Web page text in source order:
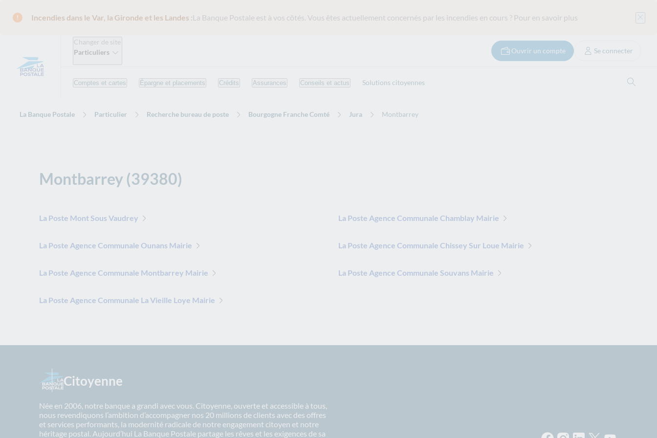
Incendies dans le Var, la Gironde et les Landes :La Banque Postale est à vos côtés. Vous êtes actuellement concernés par les incendies en cours ? Pour en savoir plus
Changer de site
Particuliers
Ouvrir un compte Se connecter
Comptes et cartes Épargne et placements Crédits Assurances Conseils et actus Solutions citoyennes
La Banque Postale Particulier Recherche bureau de poste Bourgogne Franche Comté Jura Montbarrey
Montbarrey (39380)
La Poste Mont Sous Vaudrey La Poste Agence Communale Chamblay Mairie
La Poste Agence Communale Ounans Mairie La Poste Agence Communale Chissey Sur Loue Mairie
La Poste Agence Communale Montbarrey Mairie La Poste Agence Communale Souvans Mairie
La Poste Agence Communale La Vieille Loye Mairie
Citoyenne
Née en 2006, notre banque a grandi avec vous. Citoyenne, ouverte et accessible à tous,
nous revendiquons l’ambition d’accompagner nos 20 millions de clients avec des offres
et services performants, la modernité radicale de notre engagement citoyen et notre
héritage postal. Aujourd’hui La Banque Postale partage les rêves et les exigences de sa